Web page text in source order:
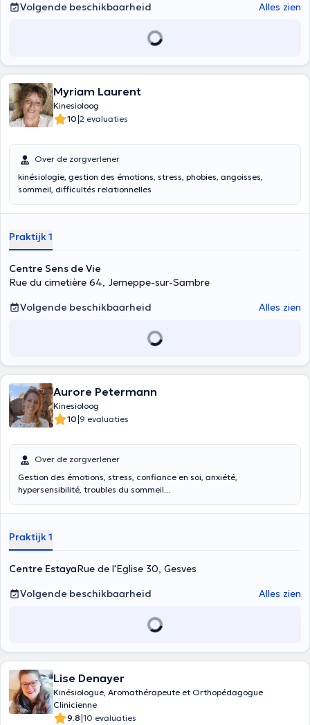
Volgende beschikbaarheid
Alles zien
Myriam Laurent
Kinesioloog
10|2 evaluaties
Over de zorgverlener
kinésiologie, gestion des émotions, stress, phobies, angoisses,
sommeil, difficultés relationnelles
Praktijk 1
Centre Sens de Vie
Rue du cimetière 64, Jemeppe-sur-Sambre
Volgende beschikbaarheid
Alles zien
Aurore Petermann
Kinesioloog
10|9 evaluaties
Over de zorgverlener
Gestion des émotions, stress, confiance en soi, anxiété,
hypersensibilité, troubles du sommeil...
Praktijk 1
Centre EstayaRue de l'Eglise 30, Gesves
Volgende beschikbaarheid
Alles zien
Lise Denayer
Kinésiologue, Aromathérapeute et Orthopédagogue
Clinicienne
9.8|10 evaluaties